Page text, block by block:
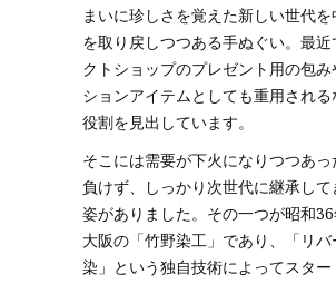
まいに珍しさを覚えた新しい世代
を取り戻しつつある手ぬぐい。最
クトショップのプレゼント用の包み
ションアイテムとしても重用され
役割を見出しています。
そこには需要が下火になりつつあっ
負けず、しっかり次世代に継承し
姿がありました。その一つが昭和
大阪の「竹野染工」であり、「リ
染」という独自技術によってスター